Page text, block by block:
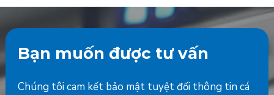
Bạn muốn được tư vấn
Chúng tôi cam kết bảo mật tuyệt đối thông tin cá